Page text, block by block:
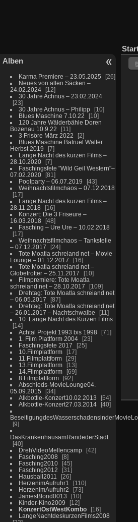
Alben
Karma Premiere – 23.05.2025
26
Neues von alten Säcken –
24.02.2024
12
30 Jahre Achnus – 23.02.2024
23
30 Jahre Achnus – Philipp
10
Blues Maschine 7.10.22
10
120 Jahre Wälderbähle Doren
Bozenau 10.9.22
11
3 Frisöre März 2022
2
Blues Maschine Batruel Walter
Herbst 2019
7
Lange Nacht des kurzen Films –
28.10.2020
7
Faschingsfete "Wild Geil Western"–
07.02.2020
81
Poolparty – 06.07.2019
43
Weihnachtsfilmchaos – 07.12.2018
17
Lange Nacht des kurzen Films –
28.11.2018
16
Konzert: Die 3 Friseure –
16.03.2018
48
Fasching – Ure Ure – 10.02.2018
17
Weihnachtsfilmchaos – Tankstelle
– 07.12.2017
24
Tote Moatla schreiand net – Movie
Lounge – 01.12.2017
16
Tote Moatla schreiand net –
Globetrotter – 25.11.2017
10
Filmpremiere: Tote Moatla
schreiand net – 28.10.2017
109
Drehtag: Tote Moatla schreiand net
– 06.05.2017
87
Drehtag: Tote Moatla schreiand net
– 26.01.2017 – Nachtschwalbe
11
10. Lange Nacht des Kurzen Films
14
Achtal Projekt 1993 bis 1998
71
1. Film Plattform 2004
23
Faschingsfete 2017
25
10.Filmplattform
17
11.Filmplattform
29
13.Filmplattform
13
14.Filmplattform
69
8.Filmplattform
92
Abschieds-MovieLounge04.
05.09.2015
34
Alkbottle-Konzert10.02.2013
54
Alkbottle-Konzert27.03.2014
40
9
DasKrankenhausamRandederStadt
40
DrehVideoMellencamp
42
Fasching2008
8
Fasching2010
45
Fasching2012
31
Hausball2011
26
HerzenimAufruhr1
110
HerzenimAufruhr2
73
JamesBlond0013
10
Kinder-Kino2009
12
KonzertOstWestKombo
16
LangeNachtdeskurzenFilms2008